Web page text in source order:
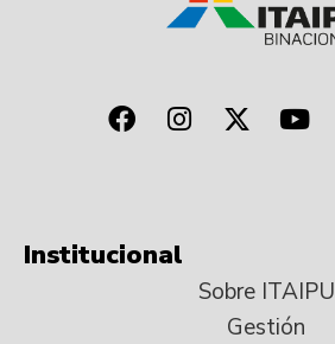
Institucional
Sobre ITAIPU
Gestión